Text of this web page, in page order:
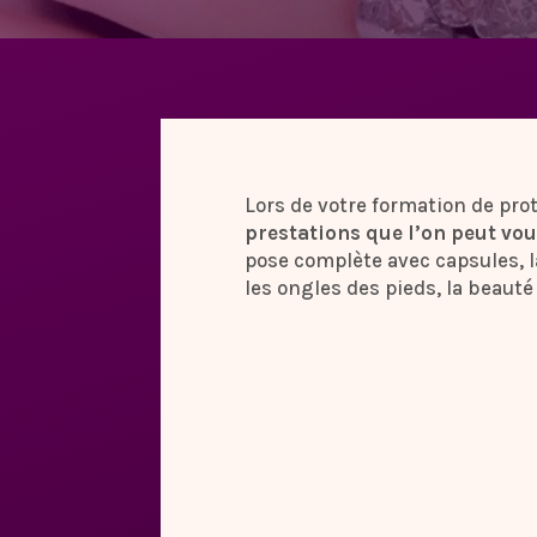
Lors de votre formation de
prestations que l’on peut
pose complète avec
les ongles des pieds, la